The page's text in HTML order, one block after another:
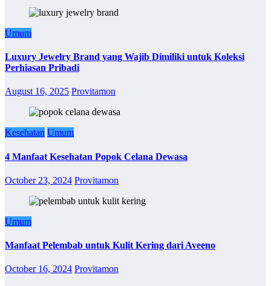
Umum
Luxury Jewelry Brand yang Wajib Dimiliki untuk Koleksi
Perhiasan Pribadi
August 16, 2025 Provitamon
Kesehatan Umum
4 Manfaat Kesehatan Popok Celana Dewasa
October 23, 2024 Provitamon
Umum
Manfaat Pelembab untuk Kulit Kering dari Aveeno
October 16, 2024 Provitamon